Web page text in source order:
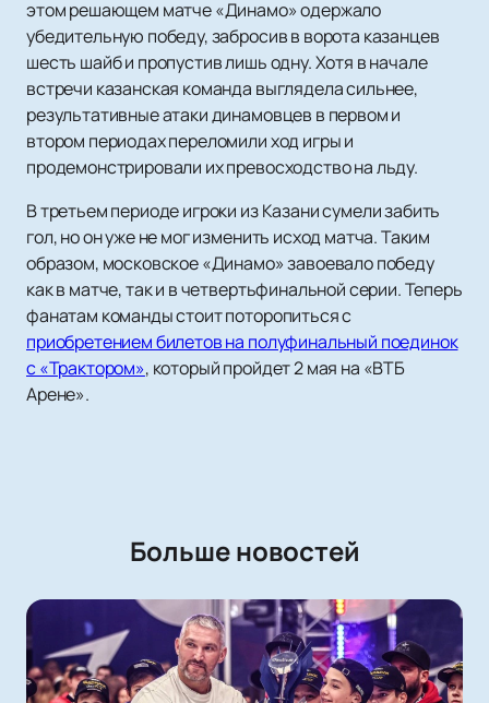
этом решающем матче «Динамо» одержало
убедительную победу, забросив в ворота казанцев
шесть шайб и пропустив лишь одну. Хотя в начале
встречи казанская команда выглядела сильнее,
результативные атаки динамовцев в первом и
втором периодах переломили ход игры и
продемонстрировали их превосходство на льду.
В третьем периоде игроки из Казани сумели забить
гол, но он уже не мог изменить исход матча. Таким
образом, московское «Динамо» завоевало победу
как в матче, так и в четвертьфинальной серии. Теперь
фанатам команды стоит поторопиться с
приобретением билетов на полуфинальный поединок
с «Трактором», который пройдет 2 мая на «ВТБ
Арене».
Больше новостей